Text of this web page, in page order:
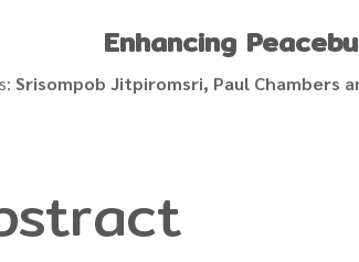
Enhancing
Srisompob Jitpiromsri, Paul Chambers